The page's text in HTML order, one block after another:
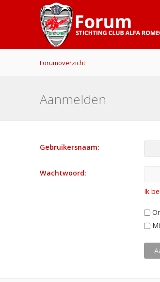
Forumoverzicht
Aanmelden
Gebruikersnaam:
Wachtwoord:
Ik